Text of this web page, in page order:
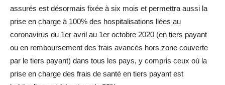
assurés est désormais fixée à six mois et permettra aussi la
prise en charge à 100% des hospitalisations liées au
coronavirus du 1er avril au 1er octobre 2020 (en tiers payant
ou en remboursement des frais avancés hors zone couverte
par le tiers payant) dans tous les pays, y compris ceux où la
prise en charge des frais de santé en tiers payant est